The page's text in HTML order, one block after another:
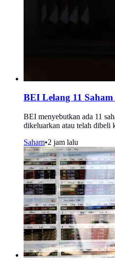
BEI Lelang 11 Saham
BEI menyebutkan ada 11
dikeluarkan atau telah dibeli
Saham•2 jam lalu